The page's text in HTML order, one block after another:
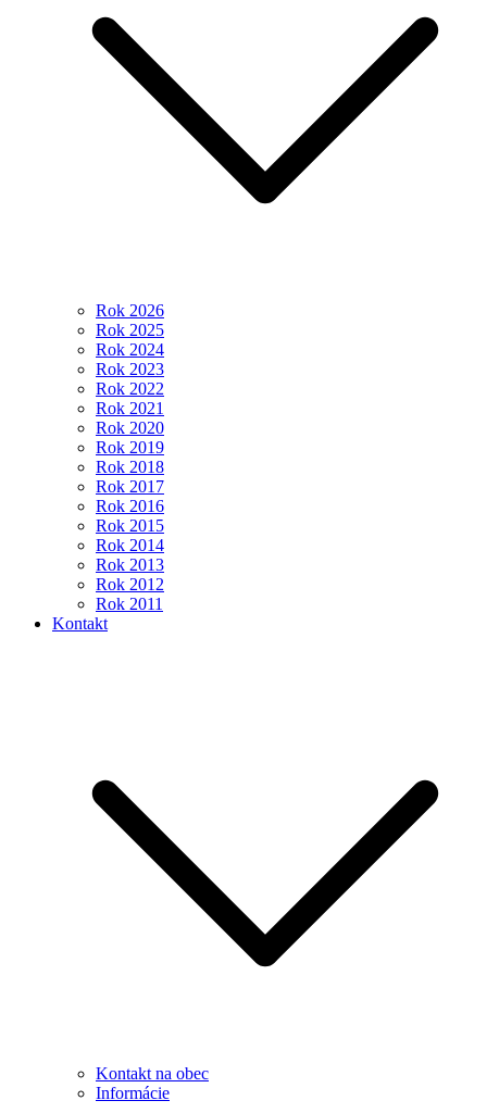
Rok 2026
Rok 2025
Rok 2024
Rok 2023
Rok 2022
Rok 2021
Rok 2020
Rok 2019
Rok 2018
Rok 2017
Rok 2016
Rok 2015
Rok 2014
Rok 2013
Rok 2012
Rok 2011
Kontakt
Kontakt na obec
Informácie